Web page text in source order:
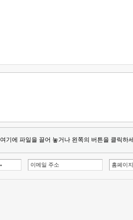
여기에 파일을 끌어 놓거나 왼쪽의 버튼을 클릭하